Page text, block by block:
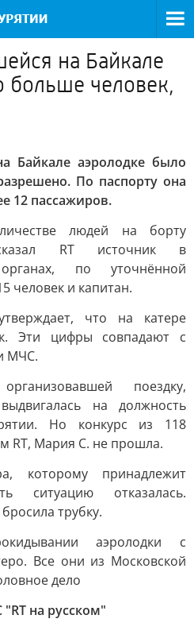
на Байкале
больше человек,
Байкале аэролодке было
По паспорту она
12 пассажиров.
людей на борту
RT источник в
органах, по уточнённой
человек и капитан.
что на катере
Эти цифры совпадают с
МЧС.
поездку,
на должность
Но конкурс из 118
RT, Мария С. не прошла.
которому принадлежит
ситуацию отказалась.
трубку.
аэролодки с
Все они из Московской
дело
на русском"